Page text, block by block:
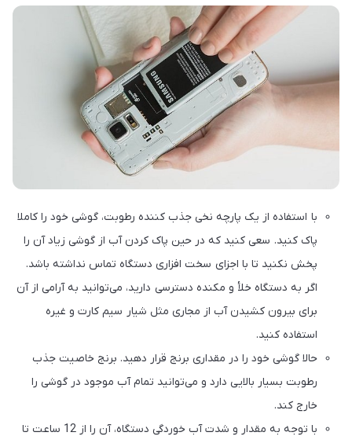
با استفاده از یک پارچه نخی جذب کننده رطوبت، گوشی خود را کاملا
پاک کنید. سعی کنید که در حین پاک کردن آب از گوشی زیاد آن را
پخش نکنید تا با اجزای سخت افزاری دستگاه تماس نداشته باشد.
اگر به دستگاه خلأ و مکنده دسترسی دارید، می‌توانید به آرامی از آن
برای بیرون کشیدن آب از مجاری مثل شیار سیم کارت و غیره
استفاده کنید.
حالا گوشی خود را در مقداری برنج قرار دهید. برنج خاصیت جذب
رطوبت بسیار بالایی دارد و می‌توانید تمام آب موجود در گوشی را
خارج کند.
با توجه به مقدار و شدت آب خوردگی دستگاه، آن را از 12 ساعت تا